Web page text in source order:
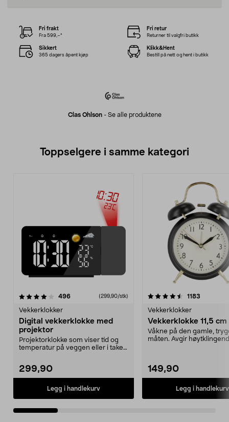
Clas Ohlson- Se alle produktene
Fri frakt
Fra 599,–*
Fri retur
Returner til valgfri butikk
Sikkert
365 dagers åpent kjøp
Klikk&Hent
Bestill på nett og hent i butikk
Toppselgere i samme kategori
496anmeldelser(299,90/stk)
Vekkerklokker
Digital vekkerklokke med
projektor
Projektorklokke som viser tid og
temperatur på veggen eller i taket.
299,90
Legg i handlekurv
4.5 av 5 stjerner 1183
Vekkerklokker
Vekkerklokke 11,5 cm
Våkne på den gamle,
måten. Avgir
149,90
Legg i handlekurv
3.5 av 5 stjerner